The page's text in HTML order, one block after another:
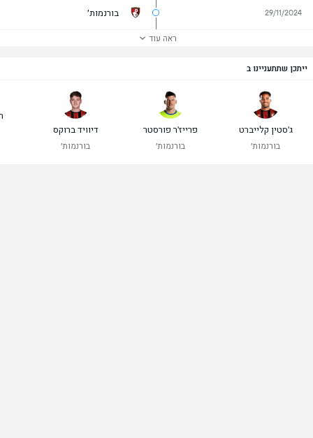
29/11/2024 בורנמות׳
ראה עוד
ייתכן שתתעניינו ב
ג'סטין קלייברט
בורנמות׳
פרייז'ר פורסטר
בורנמות׳
דיוויד ברוקס
בורנמות׳